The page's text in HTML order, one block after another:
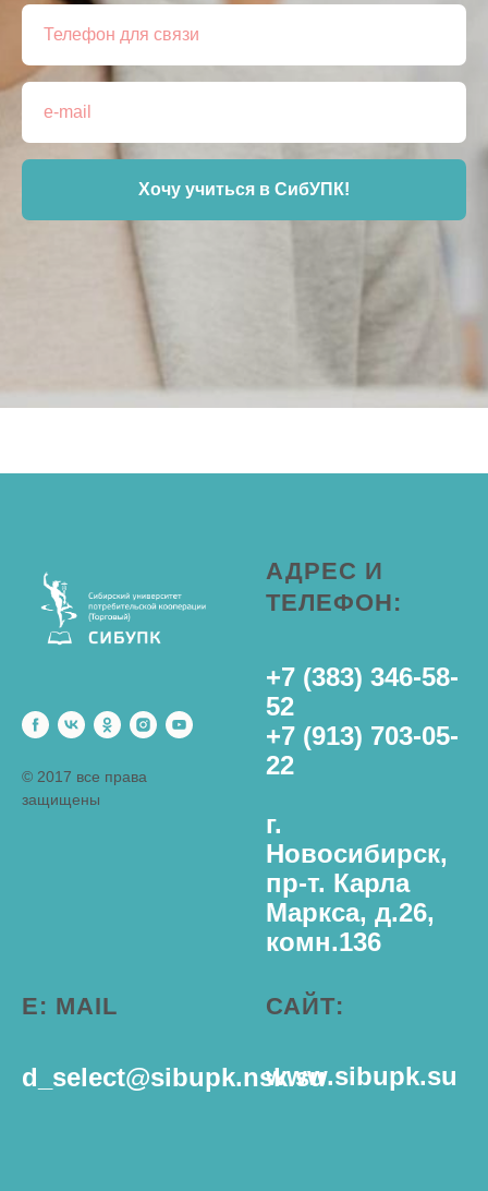
Хочу учиться в СибУПК!
© 2017 все права
защищены
АДРЕС И
ТЕЛЕФОН:
+7 (383) 346-58-
52
+7 (913) 703-05-
22
г.
Новосибирск,
пр-т. Карла
Маркса, д.26,
комн.136
E: MAIL
d_select@sibupk.nsk.su
САЙТ:
www.sibupk.su